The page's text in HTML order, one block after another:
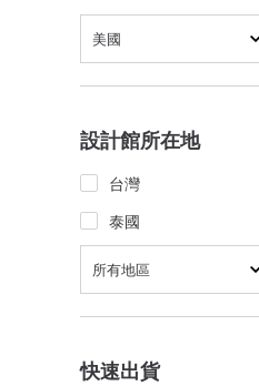
美國
設計館所在地
台灣
泰國
所有地區
快速出貨